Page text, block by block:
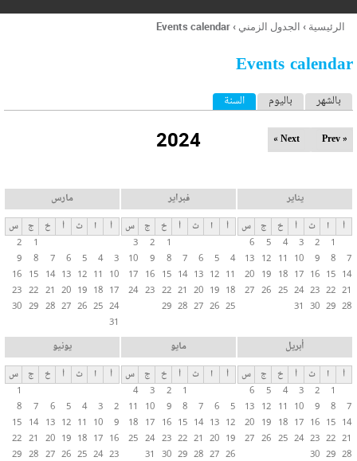
ر
ل
ح
أنت
هنا
الرئيسية › الجدول الزمني ›
Events calendar
Events calendar
ا
ل
ب
ب
ا
ت
ا
ل
أ
س
ا
س
ي
ة
بالشهر باليوم السنة (علامة التبويب النشطة)
2024 « Prev
Next »
يناير
أ ا ث أ خ ج
س
1
2
3
4
5
6
7
8
9
10
11
12
13
14
15
16
17
18
19
20
21
22
23
24
25
26
27
28
29
30
31
فبراير
أ ا ث أ خ ج
س
1
2
3
4
5
6
7
8
9
10
11
12
13
14
15
16
17
18
19
20
21
22
23
24
25
26
27
28
29
مارس
أ ا ث أ خ ج
س
1
2
3
4
5
6
7
8
9
10
11
12
13
14
15
16
17
18
19
20
21
22
23
24
25
26
27
28
29
30
31
أبريل
أ ا ث أ خ ج
س
1
2
3
4
5
6
7
8
9
10
11
12
13
14
15
16
17
18
19
20
21
22
23
24
25
26
27
28
29
30
مايو
أ ا ث أ خ ج
س
1
2
3
4
5
6
7
8
9
10
11
12
13
14
15
16
17
18
19
20
21
22
23
24
25
26
27
28
29
30
31
يونيو
أ ا ث أ خ ج
س
1
2
3
4
5
6
7
8
9
10
11
12
13
14
15
16
17
18
19
20
21
22
23
24
25
26
27
28
29